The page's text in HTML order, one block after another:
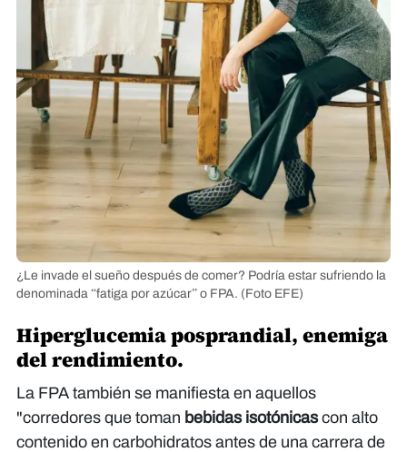
¿Le invade el sueño después de comer? Podría estar sufriendo la
denominada “fatiga por azúcar” o FPA. (Foto EFE)
Hiperglucemia posprandial, enemiga
del rendimiento.
La FPA también se manifiesta en aquellos
"corredores que toman bebidas isotónicascon alto
contenido en carbohidratos antes de una carrera de